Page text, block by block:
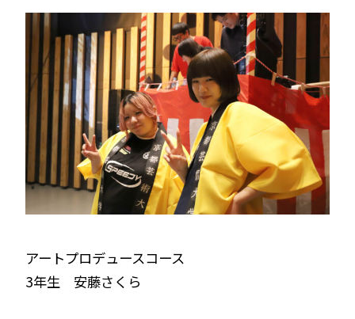
アートプロデュースコース
3年生 安藤さくら